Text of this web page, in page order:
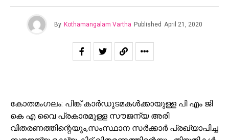
By Kothamangalam Vartha Published April 21, 2020
കോതമംഗലം: പിങ്ക് കാർഡുടമകൾക്കായുള്ള പി എം ജി
കെ എ വൈ പ്രകാരമുള്ള സൗജന്യ അരി
വിതരണത്തിന്റെയും,സംസ്ഥാന സർക്കാർ പ്രഖ്യാപിച്ച